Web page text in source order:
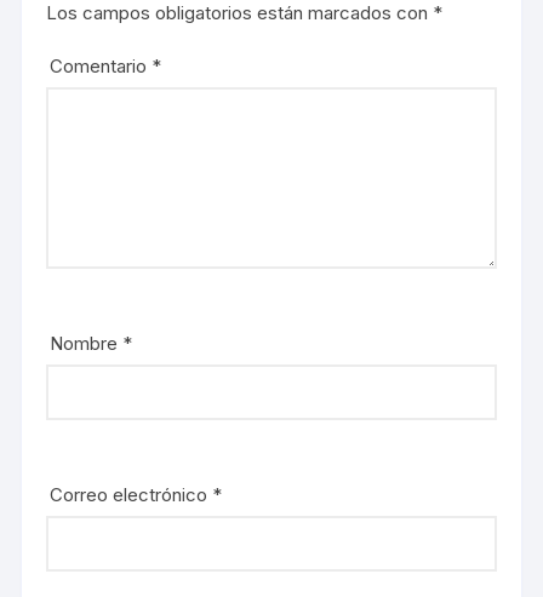
Los campos obligatorios están marcados con *
Comentario *
Nombre *
Correo electrónico *